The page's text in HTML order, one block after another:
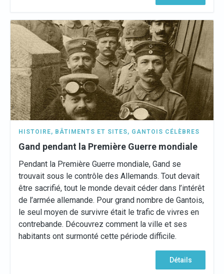
HISTOIRE, BÂTIMENTS ET SITES, GANTOIS CÉLÈBRES
Gand pendant la Première Guerre mondiale
Pendant la Première Guerre mondiale, Gand se
trouvait sous le contrôle des Allemands. Tout devait
être sacrifié, tout le monde devait céder dans l’intérêt
de l’armée allemande. Pour grand nombre de Gantois,
le seul moyen de survivre était le trafic de vivres en
contrebande. Découvrez comment la ville et ses
habitants ont surmonté cette période difficile.
Détails